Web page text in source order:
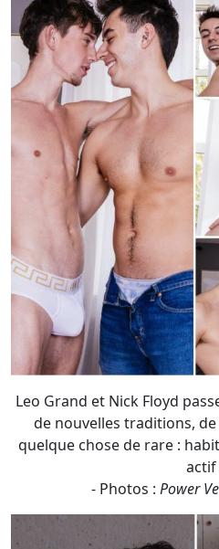
Leo Grand et Nick Floyd
de nouvelles traditions,
quelque chose de rare :
actif
- Photos :Power